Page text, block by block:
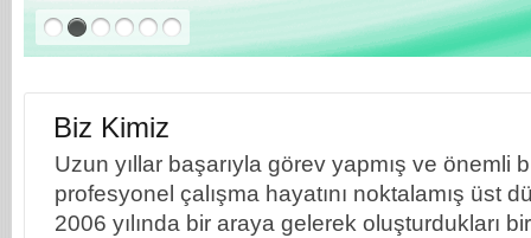
Biz Kimiz
Uzun yıllar başarıyla görev yapmış ve önemli
profesyonel çalışma hayatını noktalamış üst
2006 yılında bir araya gelerek oluşturdukları